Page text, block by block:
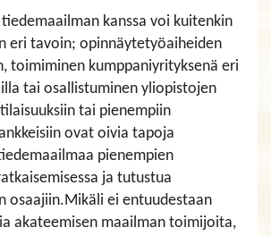
kanssa voi kuitenkin
eri tavoin; opinnäytetyöaiheiden
toimiminen kumppaniyrityksenä eri
tai osallistuminen yliopistojen
tai pienempiin
ovat oivia tapoja
pienempien
ja tutustua
osaajiin.Mikäli ei entuudestaan
akateemisen maailman toimijoita,